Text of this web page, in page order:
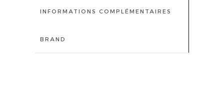
INFORMATIONS COMPLÉMENTAIRES
BRAND